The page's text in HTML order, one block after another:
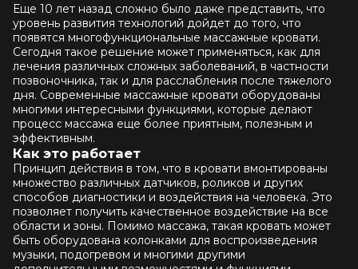
Еще 10 лет назад сложно было даже представить, что
уровень развития технологий дойдет до того, что
появятся многофункциональные массажные кровати.
Сегодня такое решение может применяться, как для
лечения различных сложных заболеваний, в частности
позвоночника, так и для расслабления после тяжелого
дня. Современные массажные кровати оборудованы
многими интересными функциями, которые делают
процесс массажа еще более приятным, полезным и
эффективным.
Как это работает
Принцип действия в том, что в кровати вмонтированы
множество различных датчиков, роликов и других
способов диагностики и воздействия на человека. Это
позволяет получить качественное воздействие на все
области и зоны. Помимо массажа, такая кровать может
быть оборудована колонками для воспроизведения
музыки, подогревом и многими другими